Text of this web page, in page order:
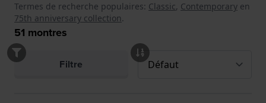
Termes de recherche populaires: Classic, Contemporary en
75th anniversary collection.
51 montres
Filtre